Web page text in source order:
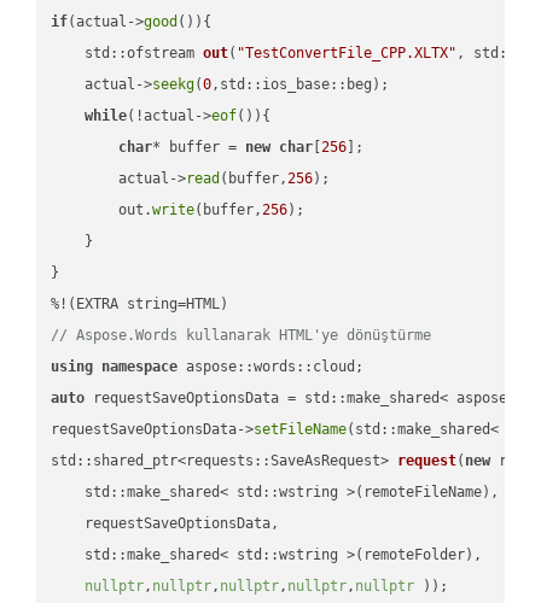
if(actual->good ()){
std::ofstream out( "TestConvertFile_CPP.XLTX" ,
    actual->
seekg(0,std::ios_base::beg);
while(!actual->eof()){
char* buffer = new char [256 ];
        actual->
read (buffer,256);
        out.
write(buffer,256);
    }
}
// Aspose.Words kullanarak HTML'ye dönüştürme
using namespace
auto requestSaveOptionsData = std::make_shared<
requestSaveOptionsData->setFileName(std::make_shared<
std::shared_ptr<requests::SaveAsRequest> request( new
    std::make_shared< std::wstring >(remoteFileName),
    requestSaveOptionsData,
    std::make_shared< std::wstring >(remoteFolder),
nullptr, nullptr, nullptr, nullptr, nullptr ))